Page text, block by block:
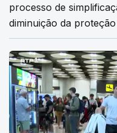
processo de
diminuição da